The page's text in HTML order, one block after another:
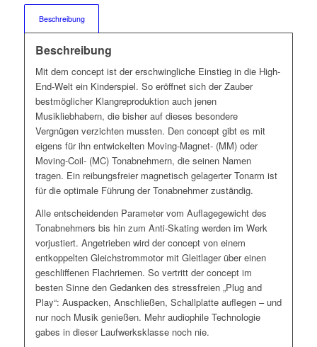
Beschreibung
Beschreibung
Mit dem concept ist der erschwingliche Einstieg in die High-
End-Welt ein Kinderspiel. So eröffnet sich der Zauber
bestmöglicher Klangreproduktion auch jenen
Musikliebhabern, die bisher auf dieses besondere
Vergnügen verzichten mussten. Den concept gibt es mit
eigens für ihn entwickelten Moving-Magnet- (MM) oder
Moving-Coil- (MC) Tonabnehmern, die seinen Namen
tragen. Ein reibungsfreier magnetisch gelagerter Tonarm ist
für die optimale Führung der Tonabnehmer zuständig.
Alle entscheidenden Parameter vom Auflagegewicht des
Tonabnehmers bis hin zum Anti-Skating werden im Werk
vorjustiert. Angetrieben wird der concept von einem
entkoppelten Gleichstrommotor mit Gleitlager über einen
geschliffenen Flachriemen. So vertritt der concept im
besten Sinne den Gedanken des stressfreien „Plug and
Play“: Auspacken, Anschließen, Schallplatte auflegen – und
nur noch Musik genießen. Mehr audiophile Technologie
gabes in dieser Laufwerksklasse noch nie.